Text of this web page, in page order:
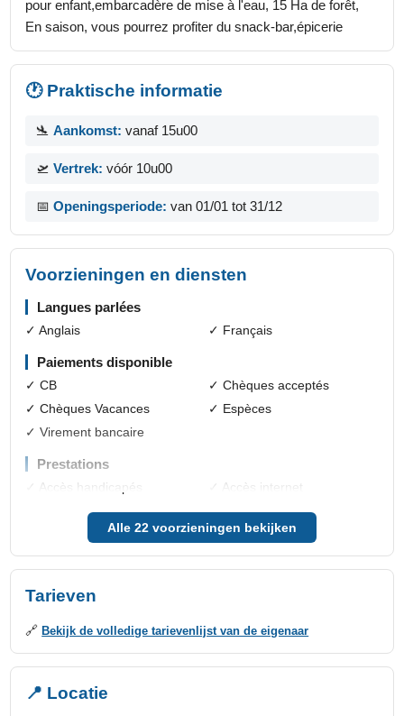
pour enfant,embarcadère de mise à l'eau, 15 Ha de forêt,
En saison, vous pourrez profiter du snack-bar,épicerie
🕐 Praktische informatie
🛬Aankomst: vanaf 15u00
🛫Vertrek: vóór 10u00
📅Openingsperiode: van 01/01 tot 31/12
Voorzieningen en diensten
Langues parlées
✓ Anglais ✓ Français
Paiements disponible
✓ CB
✓ Chèques acceptés
✓ Chèques Vacances
✓ Espèces
✓ Virement bancaire
Prestations
✓ Accès handicapés
✓ Accès internet
✓ Accès internet par wifi
✓ Animaux acceptés
✓ Petit déjeuner
✓ Repas du soir
Prestations extérieures
✓ Barbecue
✓ Accessoires pour bébé
✓ Douche
✓ Lave linge
Alle 22 voorzieningen bekijken
Tarieven
🔗Bekijk de volledige tarievenlijst van de eigenaar
📍 Locatie